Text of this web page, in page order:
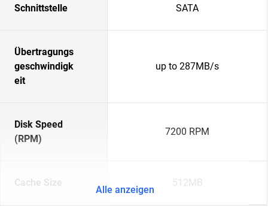
Schnittstelle SATA
Übertragungs
geschwindigk
eit
up to 287MB/s
Disk Speed
(RPM)
7200 RPM
Cache Size 512MB
Alle anzeigen